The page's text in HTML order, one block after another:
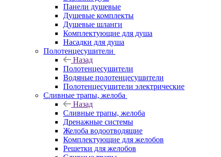
Панели душевые
Душевые комплекты
Душевые шланги
Комплектующие для душа
Насадки для душа
Полотенцесушители
Назад
Полотенцесушители
Водяные полотенцесушители
Полотенцесушители электрические
Сливные трапы, желоба
Назад
Сливные трапы, желоба
Дренажные системы
Желоба водоотводящие
Комплектующие для желобов
Решетки для желобов